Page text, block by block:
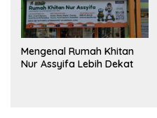
Mengenal Rumah Khitan
Nur Assyifa Lebih Dekat